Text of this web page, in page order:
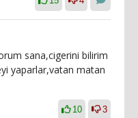
sana,cigerini bilirim
yaparlar,vatan matan
10 3